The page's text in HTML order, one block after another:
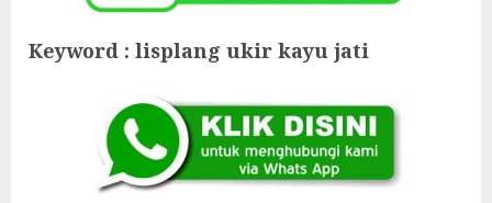
Keyword : lisplang ukir kayu jati